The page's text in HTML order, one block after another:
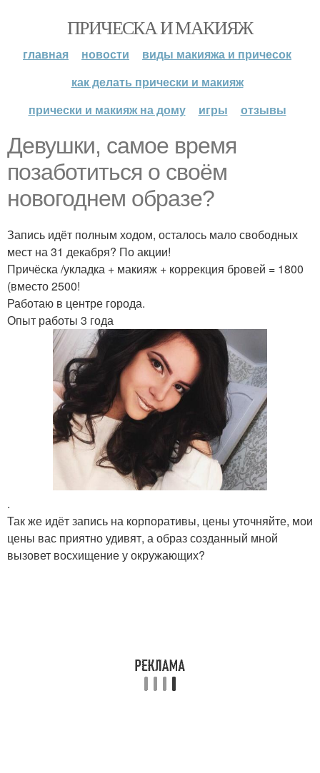
ПРИЧЕСКА И МАКИЯЖ
главная новости
виды макияжа и причесок
как делать прически и макияж
прически и макияж на дому
игры отзывы
Девушки, самое время
позаботиться о своём
новогоднем образе?
Запись идёт полным ходом, осталось мало свободных
мест на 31 декабря? По акции!
Причёска /укладка + макияж + коррекция бровей = 1800
(вместо 2500!
Работаю в центре города.
Опыт работы 3 года
.
Так же идёт запись на корпоративы, цены уточняйте, мои
цены вас приятно удивят, а образ созданный мной
вызовет восхищение у окружающих?